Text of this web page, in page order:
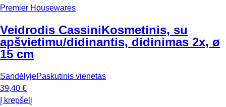
Premier Housewares
Veidrodis CassiniKosmetinis, su
apšvietimu/didinantis, didinimas 2x, ø
15 cm
SandėlyjePaskutinis vienetas
39,40 €
Į krepšelį